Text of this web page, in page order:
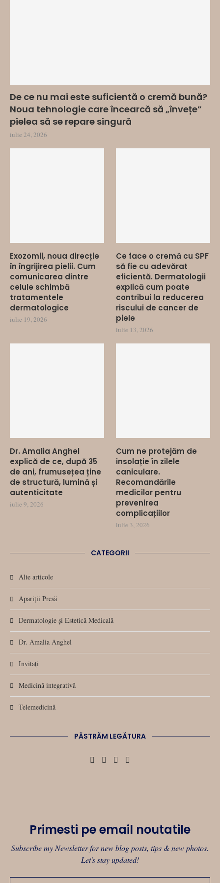
De ce nu mai este suficientă o cremă bună?
Noua tehnologie care încearcă să „învețe”
pielea să se repare singură
iulie 24, 2026
Exozomii, noua direcție
în îngrijirea pielii. Cum
comunicarea dintre
celule schimbă
tratamentele
dermatologice
iulie 19, 2026
Ce face o cremă cu SPF
să fie cu adevărat
eficientă. Dermatologii
explică cum poate
contribui la reducerea
riscului de cancer de
piele
iulie 13, 2026
Dr. Amalia Anghel
explică de ce, după 35
de ani, frumusețea ține
de structură, lumină și
autenticitate
iulie 9, 2026
Cum ne protejăm de
insolație în zilele
caniculare.
Recomandările
medicilor pentru
prevenirea
complicațiilor
iulie 3, 2026
CATEGORII
Alte articole
Apariții Presă
Dermatologie și Estetică Medicală
Dr. Amalia Anghel
Invitați
Medicină integrativă
Telemedicină
PĂSTRĂM LEGĂTURA
Primesti pe email noutatile
Subscribe my Newsletter for new blog posts, tips & new photos.
Let's stay updated!